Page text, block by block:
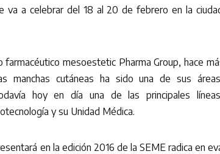
va a celebrar del 18 al 20 de febrero en la
farmacéutico mesoestetic Pharma Group, hace
manchas cutáneas ha sido una de sus
hoy en día una de las principales
y su Unidad Médica.
en la edición 2016 de la SEME radica en